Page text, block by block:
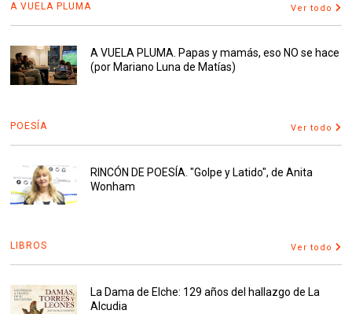
A VUELA PLUMA Ver todo
A VUELA PLUMA. Papas y mamás, eso NO se hace
(por Mariano Luna de Matías)
POESÍA Ver todo
RINCÓN DE POESÍA. "Golpe y Latido", de Anita
Wonham
LIBROS Ver todo
La Dama de Elche: 129 años del hallazgo de La
Alcudia